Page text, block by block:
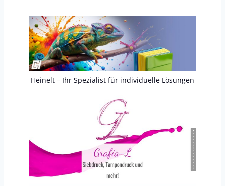
Heinelt – Ihr Spezialist für individuelle Lösungen